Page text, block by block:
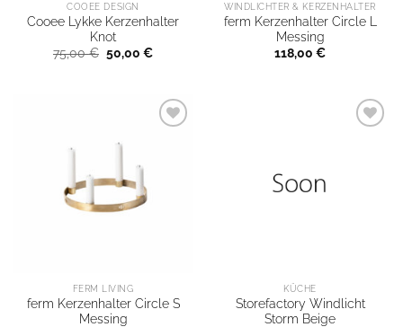
COOEE DESIGN
Cooee Lykke Kerzenhalter
Knot
75,00€ Ursprünglicher
Preis
50,00€Aktueller
WINDLICHTER & KERZENHALTER
ferm Kerzenhalter Circle L
Messing
118,00 €
FERM LIVING
ferm Kerzenhalter Circle S
Messing
KÜCHE
Storefactory Windlicht
Storm Beige